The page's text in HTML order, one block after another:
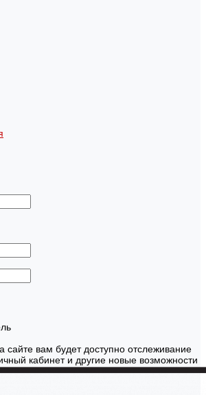
сайте вам будет доступно отслеживание
кабинет и другие новые возможности